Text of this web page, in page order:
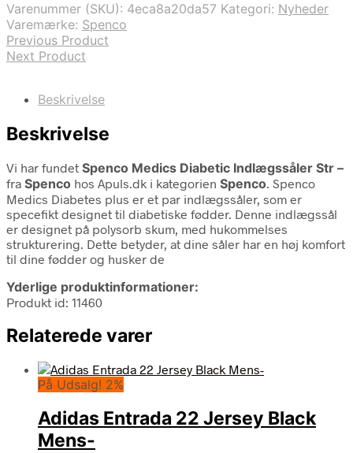
Varenummer (SKU): 4eca8a20da57 Kategori: Nyheder
Varemærke: Spenco
Previous Product
Next Product
Beskrivelse
Beskrivelse
Vi har fundet Spenco Medics Diabetic Indlægssåler Str –
fra Spenco hos Apuls.dk i kategorien Spenco. Spenco
Medics Diabetes plus er et par indlægssåler, som er
specefikt designet til diabetiske fødder. Denne indlægssål
er designet på polysorb skum, med hukommelses
strukturering. Dette betyder, at dine såler har en høj komfort
til dine fødder og husker de
Yderlige produktinformationer:
Produkt id: 11460
Relaterede varer
På Udsalg! 2%
Adidas Entrada 22 Jersey Black
Mens-